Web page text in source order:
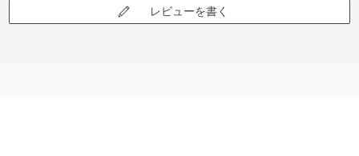
レビューを書く